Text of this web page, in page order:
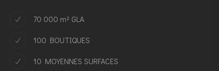
70 000 m² GLA
100 BOUTIQUES
10 MOYENNES SURFACES